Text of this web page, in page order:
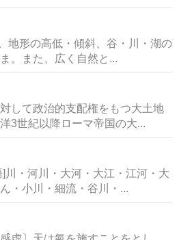
地形の高低・傾斜、谷・川・湖の
。また、広く自然と...
して政治的支配権をもつ大土地
3世紀以降ローマ帝国の大...
川・河川・大河・大江・江河・大
・小川・細流・谷川・...